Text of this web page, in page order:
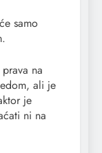
samo
na
ali je
je
ni na